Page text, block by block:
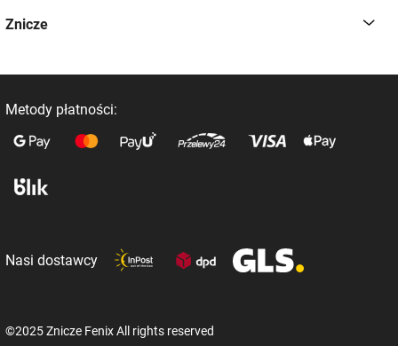
Znicze
Metody płatności:
Nasi dostawcy
©2025 Znicze Fenix All rights reserved